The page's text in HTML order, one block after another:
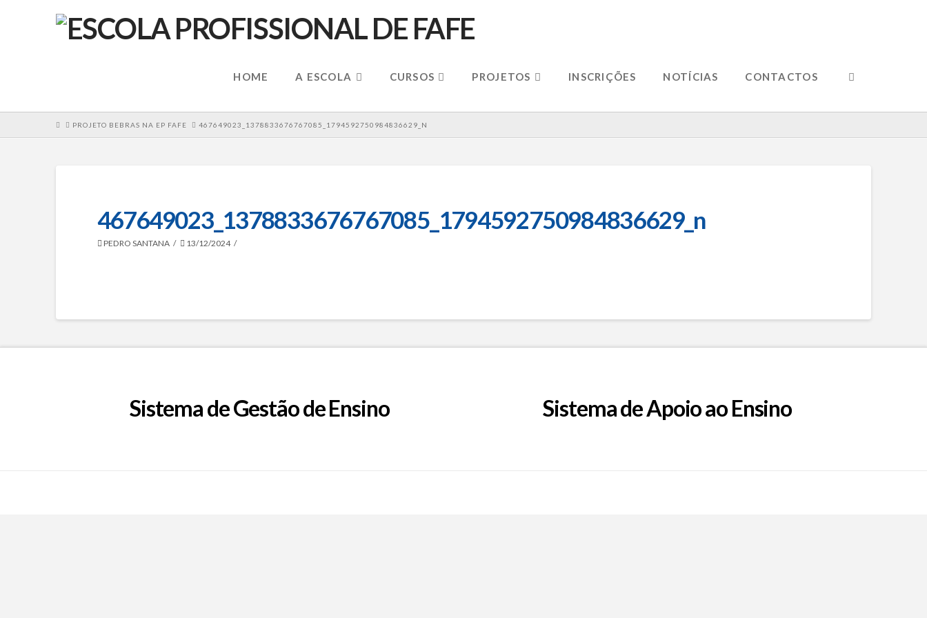
HOME A ESCOLA CURSOS PROJETOS INSCRIÇÕES NOTÍCIAS CONTACTOS
HOMEPROJETO BEBRAS NA EP FAFE 467649023_1378833676767085_1794592750984836629_N
467649023_1378833676767085_1794592750984836629_n
PEDRO SANTANA 13/12/2024
Sistema de Gestão de Ensino Sistema de Apoio ao Ensino